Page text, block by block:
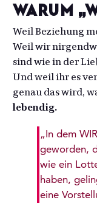
Warum
Weil Beziehung
Weil wir
sind wie in der
Und weil ihr es
genau das wird,
lebendig.
„In dem
geworden,
wie ein
haben,
eine